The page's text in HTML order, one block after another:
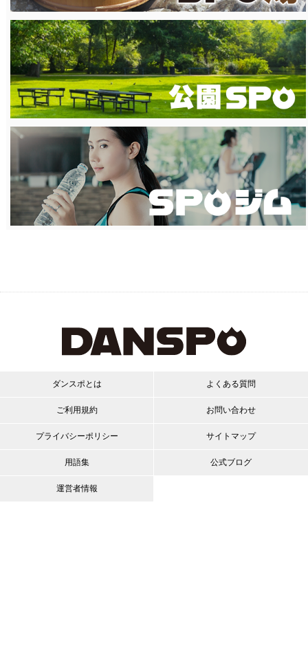
ダンスポとは
ご利用規約
プライバシーポリシー
用語集
運営者情報
よくある質問
お問い合わせ
サイトマップ
公式ブログ